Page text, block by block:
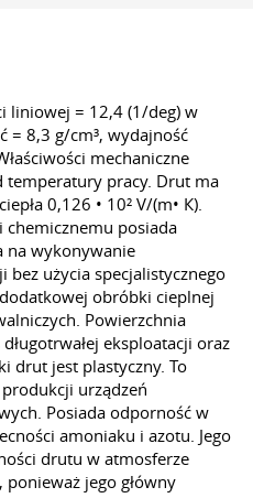
liniowej = 12,4 (1/deg) w
= 8,3 g/cm³, wydajność
mechaniczne
temperatury pracy. Drut ma
0,126 • 10² V/(m• К).
chemicznemu posiada
na wykonywanie
użycia specjalistycznego
obróbki cieplnej
Powierzchnia
eksploatacji oraz
drut jest plastyczny. To
urządzeń
Posiada odporność w
amoniaku i azotu. Jego
drutu w atmosferze
jego główny